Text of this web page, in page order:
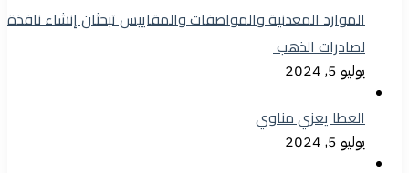
الموارد المعدنية والمواصفات والمقاييس تبحثان إنشاء نافذة
لصادرات الذهب
يوليو 5, 2024
العطا يعزي مناوي
يوليو 5, 2024